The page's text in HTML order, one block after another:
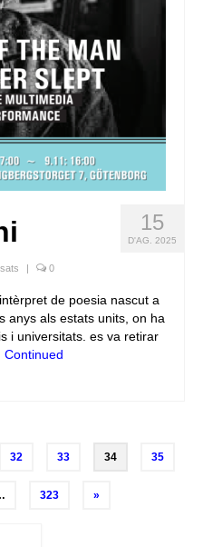
15
D'AG. 2025
| 0
de poesia nascut a
anys als estats units, on ha
i universitats. es va retirar
Continued
32 33 34 35
323 »